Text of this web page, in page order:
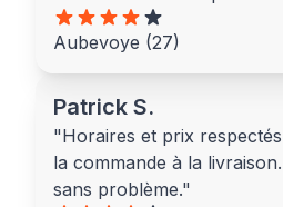
Aubevoye (27)
Patrick S.
"Horaires et prix
la commande à la
sans problème."